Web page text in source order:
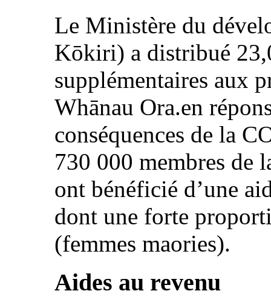
Le Ministère du
Kōkiri) a distribué
supplémentaires aux
Whānau Ora.en
conséquences de la
730 000 membres de
ont bénéficié d’une
dont une forte
(femmes maories).
Aides au revenu